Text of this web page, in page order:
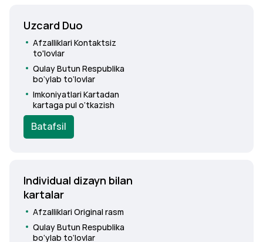
Uzcard Duo
Afzalliklari Kontaktsiz
to'lovlar
QulayButun Respublika
bo‘ylab to‘lovlar
Imkoniyatlari Kartadan
kartaga pul o‘tkazish
Batafsil
Individual dizayn bilan
kartalar
Afzalliklari Original rasm
QulayButun Respublika
bo‘ylab to‘lovlar